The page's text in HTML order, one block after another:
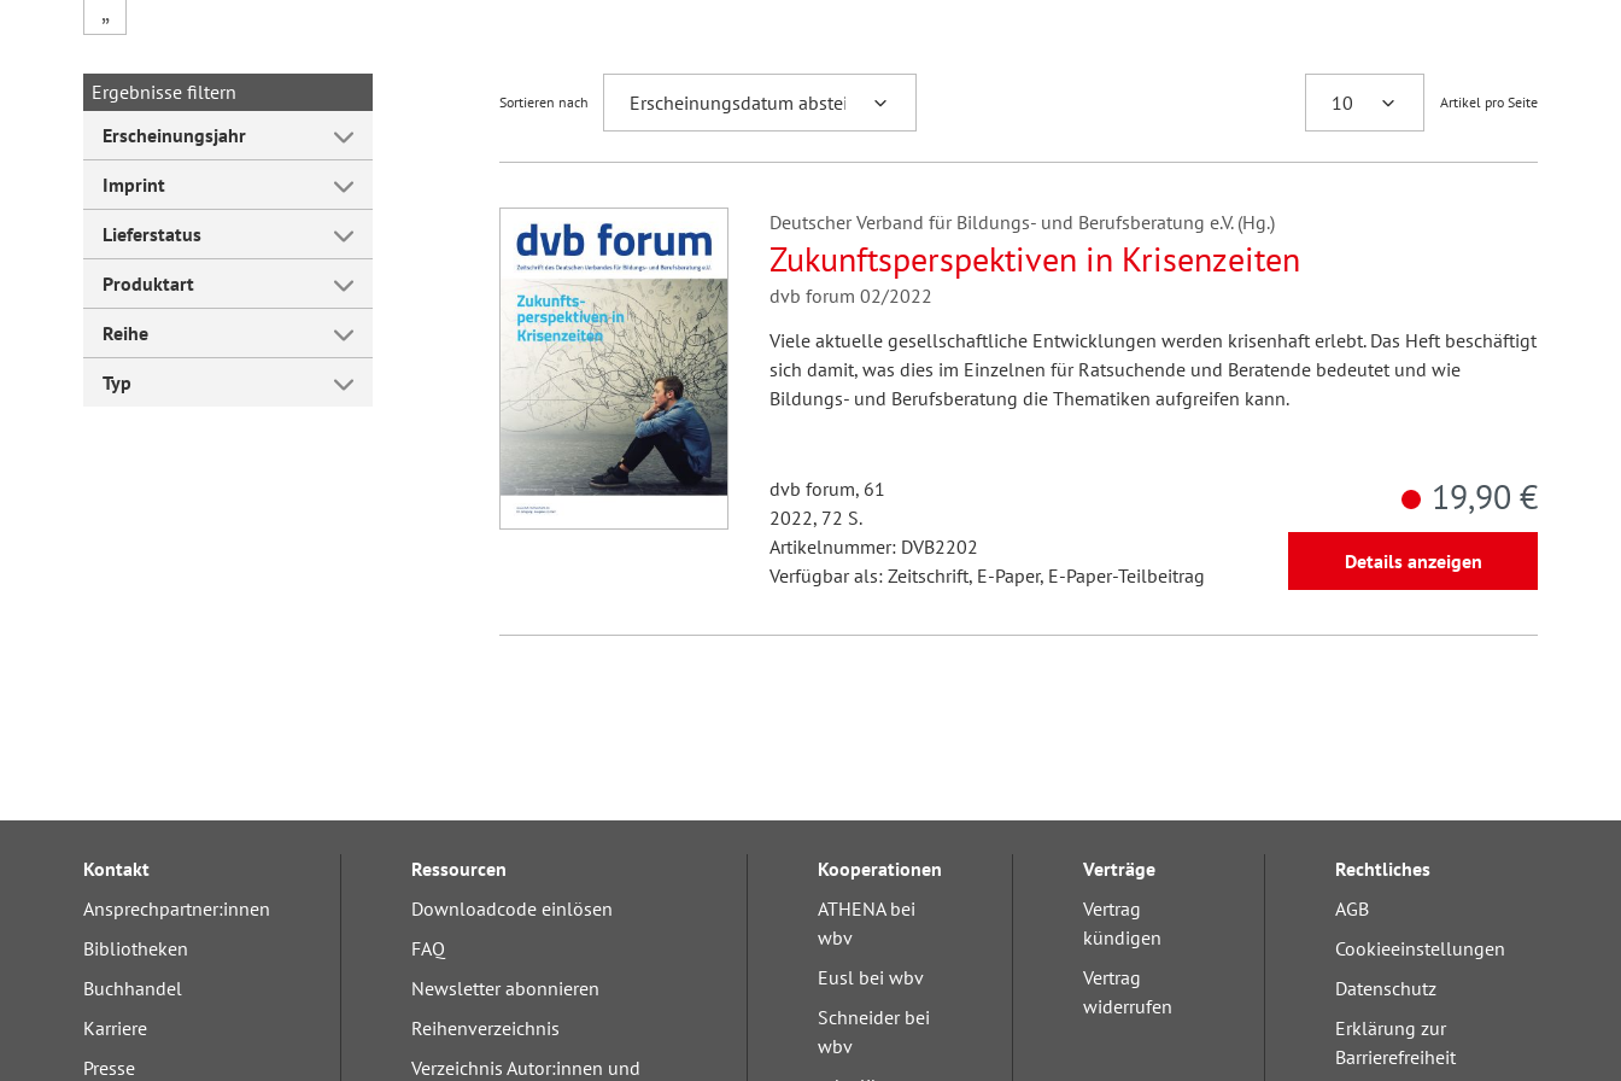
Forum Arbeitslehre
„
Ergebnisse filtern
Erscheinungsjahr
Imprint
Lieferstatus
Produktart
Reihe
Typ
Sortieren nach Artikel pro Seite
Deutscher Verband für Bildungs- und Berufsberatung e.V. (Hg.)
Zukunftsperspektiven in Krisenzeiten
dvb forum 02/2022
Viele aktuelle gesellschaftliche Entwicklungen werden krisenhaft erlebt. Das Heft beschäftigt
sich damit, was dies im Einzelnen für Ratsuchende und Beratende bedeutet und wie
Bildungs- und Berufsberatung die Thematiken aufgreifen kann.
dvb forum, 61
2022, 72 S.
Artikelnummer: DVB2202
Verfügbar als: Zeitschrift, E-Paper, E-Paper-Teilbeitrag
19,90 €
Details anzeigen
Kontakt
Ansprechpartner:innen
Bibliotheken
Buchhandel
Karriere
Presse
Ressourcen
Downloadcode einlösen
FAQ
Newsletter abonnieren
Reihenverzeichnis
Verzeichnis Autor:innen und
Kooperationen
ATHENA bei
wbv
Eusl bei wbv
Schneider bei
wbv
Verträge
Vertrag
kündigen
Vertrag
widerrufen
Rechtliches
AGB
Cookieeinstellungen
Datenschutz
Erklärung zur
Barrierefreiheit